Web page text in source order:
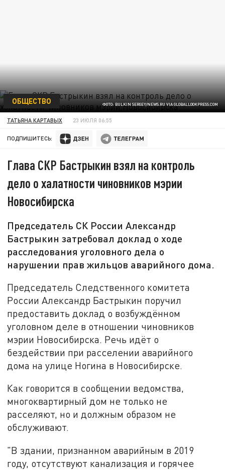
ФОТО: BULKIN SERGEY/NEWS.RU VIA GLOBALLOOKPRESS.COM
ОБЩЕСТВО
ТАТЬЯНА КАРТАВЫХ 23 ИЮЛЯ 06:55
ПОДПИШИТЕСЬ:
Глава СКР Бастрыкин взял на контроль
дело о халатности чиновников мэрии
Новосибирска
Председатель СК России Александр
Бастрыкин затребовал доклад о ходе
расследования уголовного дела о
нарушении прав жильцов аварийного дома.
Председатель Следственного комитета
России Александр Бастрыкин поручил
предоставить доклад о возбуждённом
уголовном деле в отношении чиновников
мэрии Новосибирска. Речь идёт о
бездействии при расселении аварийного
дома на улице Ногина в Новосибирске.
Как говорится в сообщении ведомства,
многоквартирный дом не только не
расселяют, но и должным образом не
обслуживают.
"В здании, признанном аварийным в 2019
году, отсутствуют канализация и горячее